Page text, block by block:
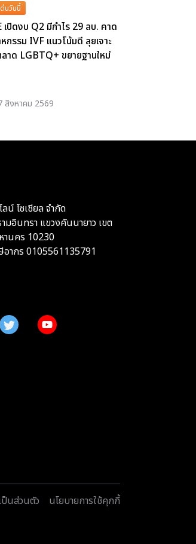
ด่นวันนี้
เปิดงบ Q2 มีกำไร 29 ลบ. คาด
กรรม IVF แนวโน้มดี ลุยเจาะ
าด LGBTQ+ ขยายฐานใหม่
สิงหาคม 2569
น์ โซเชียล จำกัด
อินทรา แขวงคันนายาว เขต
านคร 10230
อากร 0105561135791
ป็นส่วนตัว นโยบายการใช้คุกกี้